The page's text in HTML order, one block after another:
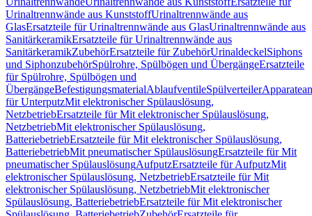
Urinaltrennwände aus KunststoffUrinaltrennwände aus
GlasErsatzteile für Urinaltrennwände aus GlasUrinaltrennwände aus
SanitärkeramikErsatzteile für Urinaltrennwände aus
SanitärkeramikZubehörErsatzteile für ZubehörUrinaldeckelSiphons
und SiphonzubehörSpülrohre, Spülbögen und ÜbergängeErsatzteile
für Spülrohre, Spülbögen und
ÜbergängeBefestigungsmaterialAblaufventileSpülverteiler
für UnterputzMit elektronischer Spülauslösung,
NetzbetriebErsatzteile für Mit elektronischer Spülauslösung,
NetzbetriebMit elektronischer Spülauslösung,
BatteriebetriebErsatzteile für Mit elektronischer Spülauslösung,
BatteriebetriebMit pneumatischer SpülauslösungErsatzteile für Mit
pneumatischer SpülauslösungAufputzErsatzteile für AufputzMit
elektronischer Spülauslösung, NetzbetriebErsatzteile für Mit
elektronischer Spülauslösung, NetzbetriebMit elektronischer
Spülauslösung, BatteriebetriebErsatzteile für Mit elektronischer